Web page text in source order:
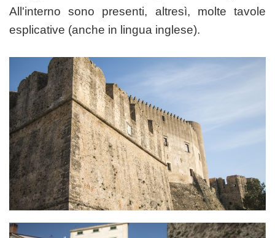
All'interno sono presenti, altresì, molte tavole
esplicative (anche in lingua inglese).